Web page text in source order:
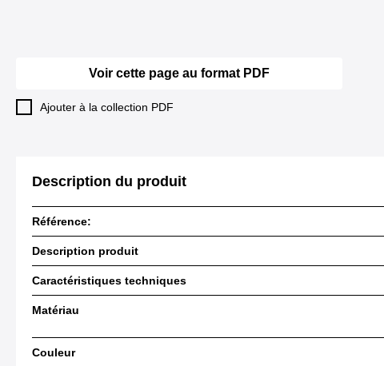
Voir cette page au format PDF
Ajouter à la collection PDF
Description du produit
Référence:
Description produit
Caractéristiques techniques
Matériau
Couleur